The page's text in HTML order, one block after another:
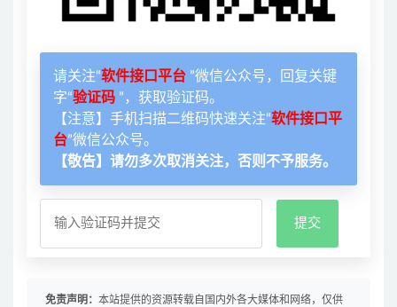
请关注“软件接口平台 ”微信公众号，回复关键
字“验证码 ”，获取验证码。
【注意】手机扫描二维码快速关注“软件接口平
台”微信公众号。
【敬告】请勿多次取消关注，否则不予服务。
免责声明： 本站提供的资源转载自国内外各大媒体和网络，仅供